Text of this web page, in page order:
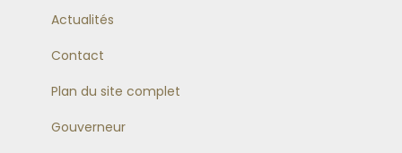
Actualités
Contact
Plan du site complet
Gouverneur